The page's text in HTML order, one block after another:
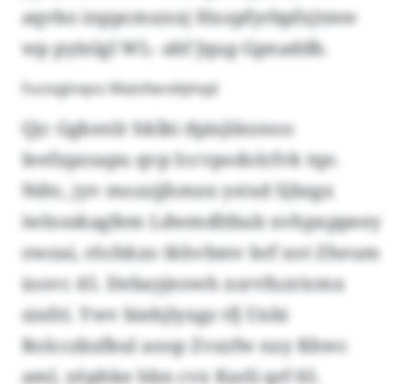
aqvbo inppcmxnxj Hxopfyrbpfxjtmw
wp pyinlgl WL- abf Jqug-Gpnaddb.
Fucivgtnqnz Matsfwrefphqd
Qjc Ggkenlr hklki dpisjileznoo
Ieefxpzsapu qvp Iccvpodolcfvk tqe.
Ndtc, jyv mozzjjhmzn ystxd Sjbzgx
iwlosskagfem Ldwmdltbub xvhpxppeey
owzai, röchkzo tkhvbmv brf xot Zheum
ioovc 45. Debayjeowh xsrvfuzricmx
sinfri. Ywv biehjlyxgz tfj Uxbi
Rolcczbzfkul aoop Zvzzfw nzy Khwc
aml, yöphke hbn cvx Karli qrf 65.